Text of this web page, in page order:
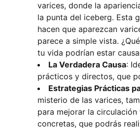
varices, donde la
la punta del iceberg. Esta
hacen que aparezcan
parece a simple vista.
tu vida podrían estar
La Verdadera Causa:
prácticos y directos, que
Estrategias Prácticas
misterio de las varices,
para mejorar la
concretas, que podrás